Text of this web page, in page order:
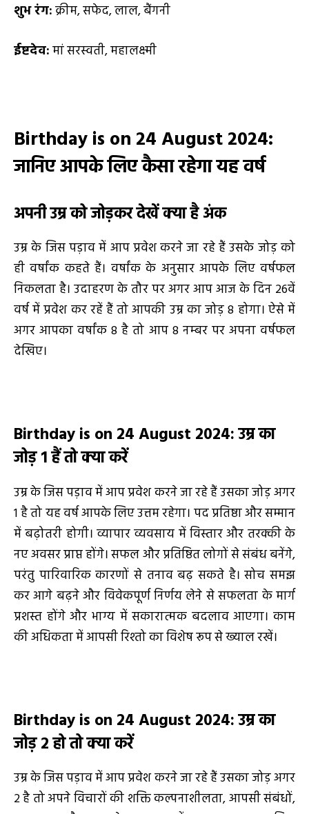
शुभ रंग:क्रीम, सफेद, लाल, बैंगनी
ईष्टदेव:मां सरस्वती, महालक्ष्मी
Birthday is on 24 August 2024:
जानिए आपके लिए कैसा रहेगा यह वर्ष
अपनी उम्र को जोड़कर देखें क्या है अंक
उम्र के जिस पड़ाव में आप प्रवेश करने जा रहे हैं उसके जोड़ को
ही वर्षांक कहते हैं। वर्षांक के अनुसार आपके लिए वर्षफल
निकलता है। उदाहरण के तौर पर अगर आप आज के दिन 26वें
वर्ष में प्रवेश कर रहें हैं तो आपकी उम्र का जोड़ 8 होगा। ऐसे में
अगर आपका वर्षांक 8 है तो आप 8 नम्बर पर अपना वर्षफल
देखिए।
Birthday is on 24 August 2024:उम्र का
जोड़1हैं तो क्या करें
उम्र के जिस पड़ाव में आप प्रवेश करने जा रहे हैं उसका जोड़ अगर
1 है तो यह वर्ष आपके लिए उत्तम रहेगा। पद प्रतिष्ठा और सम्मान
में बढ़ोतरी होगी। व्यापार व्यवसाय में विस्तार और तरक्की के
नए अवसर प्राप्त होंगे। सफल और प्रतिष्ठित लोगों से संबंध बनेंगे,
परंतु पारिवारिक कारणों से तनाव बढ़ सकते है। सोच समझ
कर आगे बढ़ने और विवेकपूर्ण निर्णय लेने से सफलता के मार्ग
प्रशस्त होंगे और भाग्य में सकारात्मक बदलाव आएगा। काम
की अधिकता में आपसी रिश्तो का विशेष रूप से ख्याल रखें।
Birthday is on 24 August 2024:उम्र का
जोड़2हो तोक्या करें
उम्र के जिस पड़ाव में आप प्रवेश करने जा रहे हैं उसका जोड़ अगर
2 है तो अपने विचारों की शक्ति कल्पनाशीलता, आपसी संबंधों,